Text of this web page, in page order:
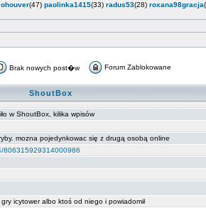
ohouver(47) paolinka1415(33) radus53(28) roxana98gracja
Brak nowych post�w Forum Zablokowane
ShoutBox